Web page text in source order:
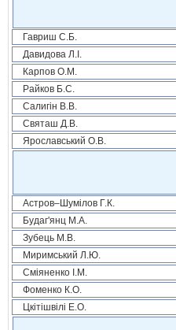
Гавриш С.Б.
Давидова Л.І.
Карпов О.М.
Райков Б.С.
Салигін В.В.
Святаш Д.В.
Ярославський О.В.
Астров–Шумілов Г.К.
Будаг'янц М.А.
Зубець М.В.
Миримський Л.Ю.
Сміяненко І.М.
Фоменко К.О.
Цкітішвілі Е.О.